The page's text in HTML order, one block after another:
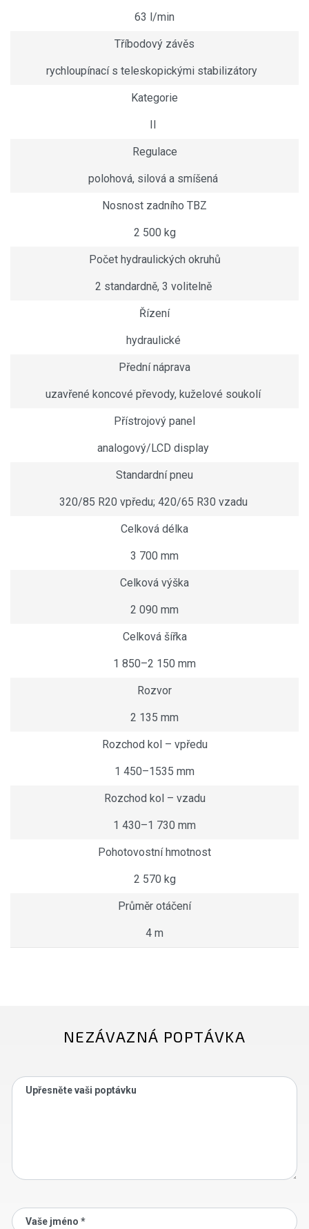
63 l/min
Tříbodový závěs
rychloupínací s teleskopickými stabilizátory
Kategorie
Regulace
polohová, silová a smíšená
Nosnost zadního TBZ
2 500 kg
Počet hydraulických okruhů
2 standardně, 3 volitelně
Řízení
hydraulické
Přední náprava
uzavřené koncové převody, kuželové soukolí
Přístrojový panel
analogový/LCD display
Standardní pneu
320/85 R20 vpředu; 420/65 R30 vzadu
Celková délka
3 700 mm
Celková výška
2 090 mm
Celková šířka
1 850–2 150 mm
Rozvor
2 135 mm
Rozchod kol – vpředu
1 450–1535 mm
Rozchod kol – vzadu
1 430–1 730 mm
Pohotovostní hmotnost
2 570 kg
Průměr otáčení
4 m
NEZÁVAZNÁ POPTÁVKA
Upřesněte vaši poptávku
Vaše jméno *